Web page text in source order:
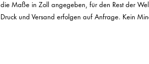
die Maße in Zoll angegeben, für den Rest der